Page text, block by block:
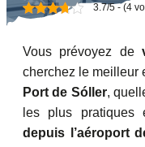
3.7/5 - (4
Vous prévoyez de
cherchez le meilleur
Port de Sóller,
les plus pratiques
depuis l’aéroport